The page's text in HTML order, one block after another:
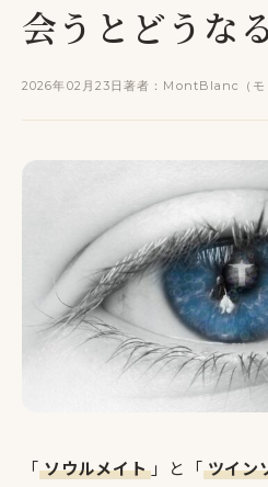
会うとどうな
2026年02月23日著者：MontBlanc（モ
「 ソウルメイト 」と「 ツイン